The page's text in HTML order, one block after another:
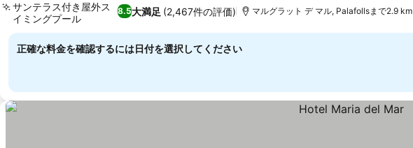
8.5大満足 (2,467件の評価)
サンテラス付き屋外ス
イミングプール
マルグラット デ マル, Palafollsまで2.9 km
正確な料金を確認するには日付を選択してください